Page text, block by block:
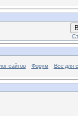
сайтов Форум Все для